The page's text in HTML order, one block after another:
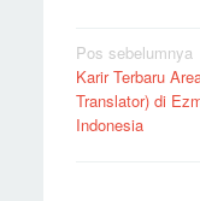
Navigasi
pos
Pos sebelumnya
Karir Terbaru
Translator) di
Indonesia